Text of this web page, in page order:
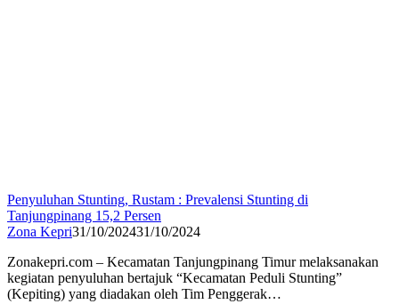
Penyuluhan Stunting, Rustam : Prevalensi Stunting di
Tanjungpinang 15,2 Persen
Zona Kepri31/10/202431/10/2024
Zonakepri.com – Kecamatan Tanjungpinang Timur melaksanakan
kegiatan penyuluhan bertajuk “Kecamatan Peduli Stunting”
(Kepiting) yang diadakan oleh Tim Penggerak…